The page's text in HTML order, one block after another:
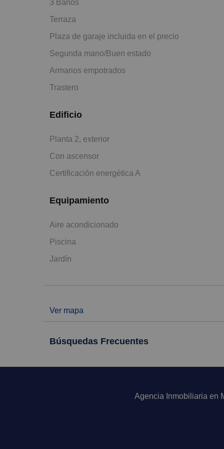
3 Baños
Terraza
Plaza de garaje incluida en el precio
Segunda mano/Buen estado
Armarios empotrados
Trastero
Edificio
Planta 2, exterior
Con ascensor
Certificación energética A
Equipamiento
Aire acondicionado
Piscina
Jardín
Ver mapa
Búsquedas Frecuentes
Agencia Inmobiliaria en